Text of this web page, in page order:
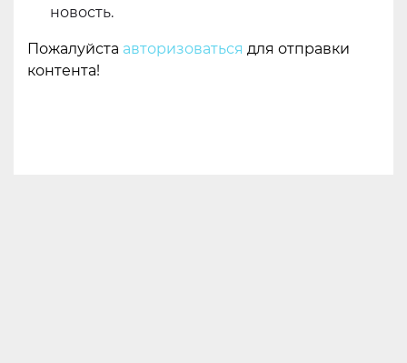
новость.
Пожалуйста авторизоваться для отправки
контента!